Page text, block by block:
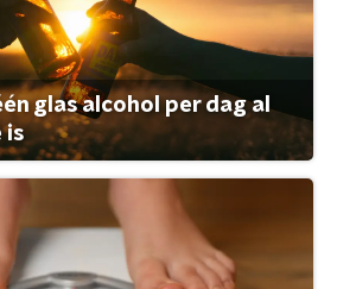
glas alcohol per dag al
is